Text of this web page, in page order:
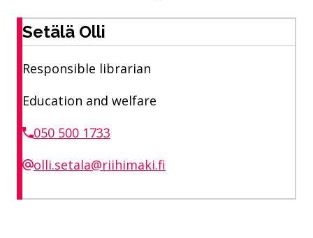
Setälä Olli
Responsible librarian
Education and welfare
050 500 1733
olli.setala@riihimaki.fi